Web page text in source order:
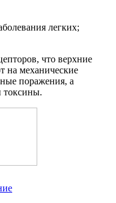
легких;
что верхние
на механические
поражения, а
токсины.